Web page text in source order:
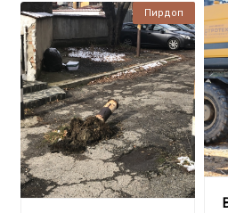
Пирдоп